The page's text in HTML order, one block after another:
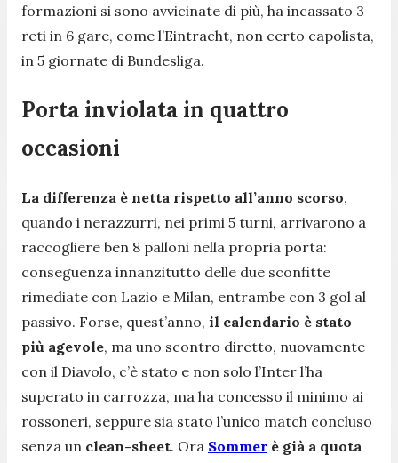
formazioni si sono avvicinate di più, ha incassato 3
reti in 6 gare, come l’Eintracht, non certo capolista,
in 5 giornate di Bundesliga.
Porta inviolata in quattro
occasioni
La differenza è netta rispetto all’anno scorso,
quando i nerazzurri, nei primi 5 turni, arrivarono a
raccogliere ben 8 palloni nella propria porta:
conseguenza innanzitutto delle due sconfitte
rimediate con Lazio e Milan, entrambe con 3 gol al
passivo. Forse, quest’anno, il calendario è stato
più agevole, ma uno scontro diretto, nuovamente
con il Diavolo, c’è stato e non solo l’Inter l’ha
superato in carrozza, ma ha concesso il minimo ai
rossoneri, seppure sia stato l’unico match concluso
senza un clean-sheet. Ora Sommer è già a quota